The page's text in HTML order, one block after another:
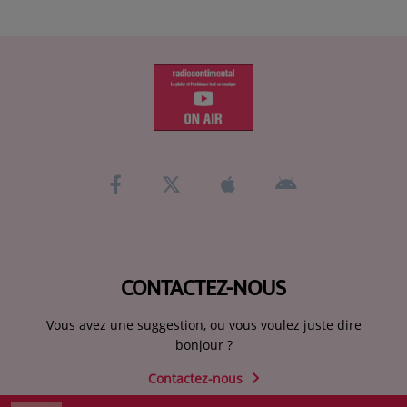
CONTACTEZ-NOUS
Vous avez une suggestion, ou vous voulez juste dire
bonjour ?
Contactez-nous